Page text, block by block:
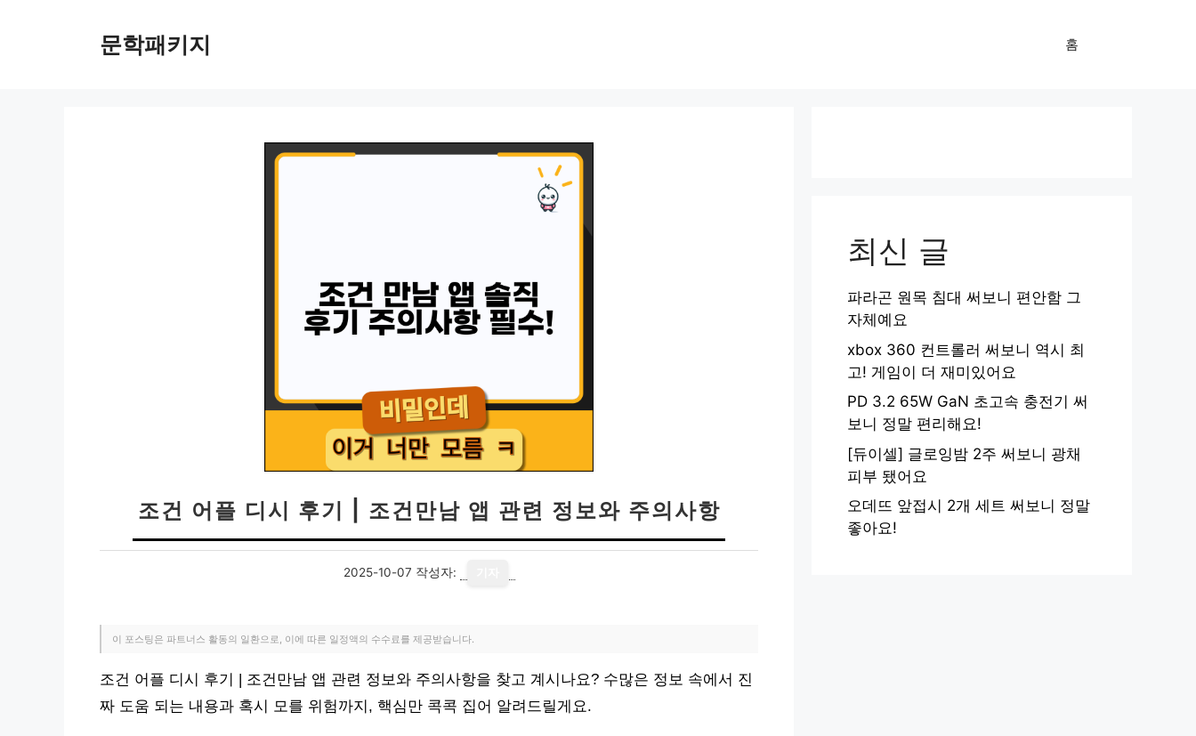
문학패키지 홈
조건 어플 디시 후기 | 조건만남 앱 관련 정보와 주의사항
2025-10-07 작성자:
이 포스팅은 파트너스 활동의 일환으로, 이에 따른 일정액의 수수료를 제공받습니다.
조건 어플 디시 후기 | 조건만남 앱 관련 정보와 주의사항을 찾고 계시나요? 수많은 정보 속에서 진
짜 도움 되는 내용과 혹시 모를 위험까지, 핵심만 콕콕 집어 알려드릴게요.
최신 글
파라곤 원목 침대 써보니 편안함 그
자체예요
xbox 360 컨트롤러 써보니 역시 최
고! 게임이 더 재미있어요
PD 3.2 65W GaN 초고속 충전기 써
보니 정말 편리해요!
[듀이셀] 글로잉밤 2주 써보니 광채
피부 됐어요
오데뜨 앞접시 2개 세트 써보니 정말
좋아요!